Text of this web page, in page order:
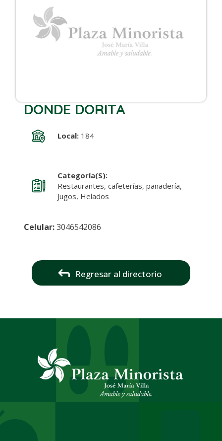
DONDE DORITA
Local:184
Categoría(s):
Restaurantes, cafeterías, panadería,
Jugos, Helados
Celular:3046542086
Regresar al directorio